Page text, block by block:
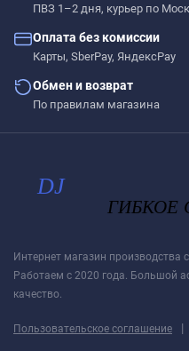
ПВЗ 1–2 дня, курьер по
Оплата без комиссии
Карты, SberPay, ЯндексPay
Обмен и возврат
По правилам магазина
Интернет магазин производства
Работаем с 2020 года. Большой
качество.
Пользовательское соглашение |